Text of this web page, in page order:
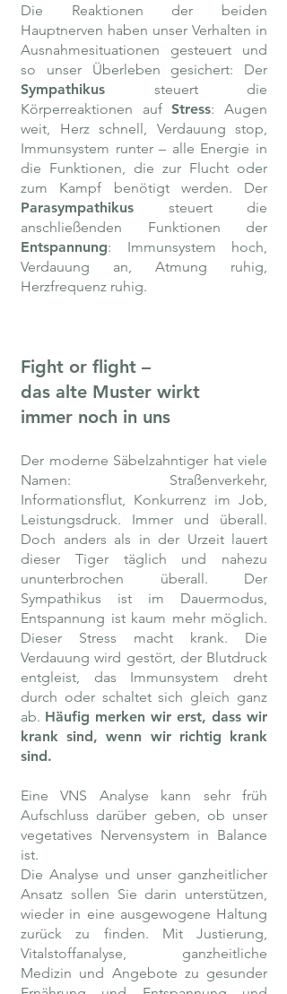
Die Reaktionen der beiden
Hauptnerven haben unser Verhalten in
Ausnahmesituationen gesteuert und
so unser Überleben gesichert: Der
Sympathikus steuert die
Körperreaktionen aufStress: Augen
weit, Herz schnell, Verdauung stop,
Immunsystem runter – alle Energie in
die Funktionen, die zur Flucht oder
zum Kampf benötigt werden. Der
Parasympathikus steuert die
anschließenden Funktionen der
Entspannung: Immunsystem hoch,
Verdauung an, Atmung ruhig,
Herzfrequenz ruhig.
Fight or flight –
das alte Muster wirkt
immer noch in uns
Der moderne Säbelzahntiger hat viele
Namen: Straßenverkehr,
Informationsflut, Konkurrenz im Job,
Leistungsdruck. Immer und überall.
Doch anders als in der Urzeit lauert
dieser Tiger täglich und nahezu
ununterbrochen überall. Der
Sympathikus ist im Dauermodus,
Entspannung ist kaum mehr möglich.
Dieser Stress macht krank. Die
Verdauung wird gestört, der Blutdruck
entgleist, das Immunsystem dreht
durch oder schaltet sich gleich ganz
ab. Häufig merken wir erst, dass wir
krank sind, wenn wir richtig krank
sind.
Eine VNS Analyse kann sehr früh
Aufschluss darüber geben, ob unser
vegetatives Nervensystem in Balance
ist.
Die Analyse und unser ganzheitlicher
Ansatz sollen Sie darin unterstützen,
wieder in eine ausgewogene Haltung
zurück zu finden. Mit Justierung,
Vitalstoffanalyse, ganzheitliche
Medizin und Angebote zu gesunder